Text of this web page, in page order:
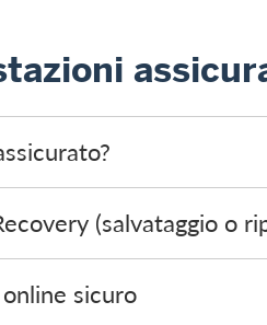
(salvataggio o
sicuro